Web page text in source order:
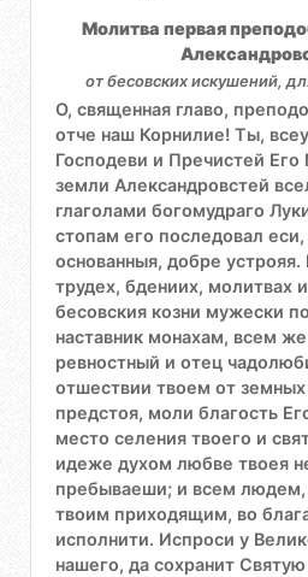
Молитва первая
от бесовских искушений,
О, священная главо,
отче наш Корнилие! Ты,
Господеви и Пречистей
земли Александровстей
глаголами богомудраго
стопам его последовал
основанныя, добре
трудех, бдениих, молитвах
бесовския козни мужески
наставник монахам, всем
ревностный и отец
отшествии твоем от
предстоя, моли благость
место селения твоего и
идеже духом любве твоея
пребываеши; и всем
твоим приходящим, во
исполнити. Испроси у
нашего, да сохранит